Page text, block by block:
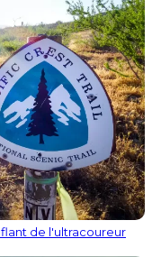
de l'ultracoureur